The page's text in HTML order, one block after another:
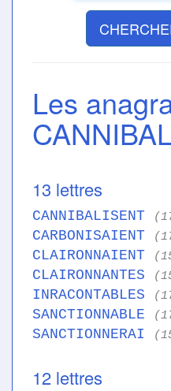
Les
13 lettres
CANNIBALISENT
CARBONISAIENT
CLAIRONNAIENT
CLAIRONNANTES
INRACONTABLES
SANCTIONNABLE
SANCTIONNERAI
12 lettres